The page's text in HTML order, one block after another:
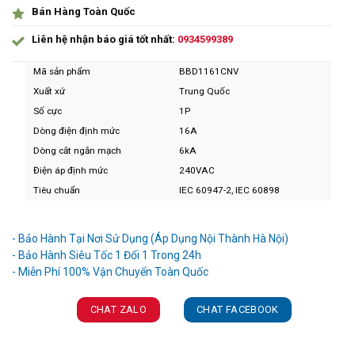
Bán Hàng Toàn Quốc
Liên hệ nhận báo giá tốt nhất: 0934599389
Mã sản phẩm
BBD1161CNV
Xuất xứ
Trung Quốc
Số cực
1P
Dòng điện định mức
16A
Dòng cắt ngắn mạch
6kA
Điện áp định mức
240VAC
Tiêu chuẩn
IEC 60947-2, IEC 60898
- Bảo Hành Tại Nơi Sử Dụng (Áp Dụng Nội Thành Hà Nội)
- Bảo Hành Siêu Tốc 1 Đổi 1 Trong 24h
CHAT ZALO CHAT FACEBOOK